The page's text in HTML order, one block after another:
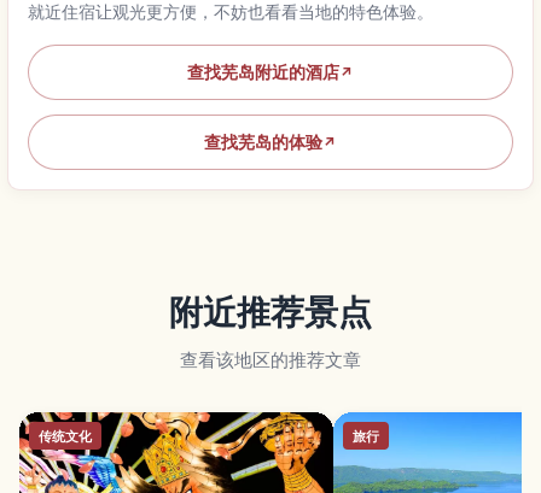
就近住宿让观光更方便，不妨也看看当地的特色体验。
查找芜岛附近的酒店↗
查找芜岛的体验↗
附近推荐景点
查看该地区的推荐文章
传统文化 旅行